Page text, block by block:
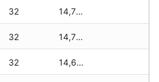
32 14,705 zł
32 14,705 zł
32 14,685 zł